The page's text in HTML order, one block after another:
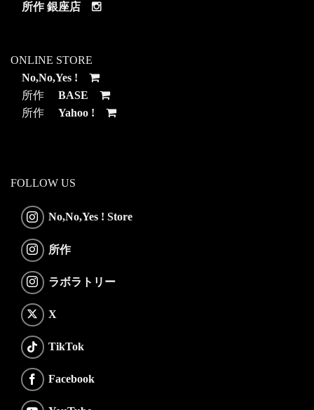
所作 銀座店
ONLINE STORE
No,No,Yes !
所作 BASE
所作 Yahoo !
FOLLOW US
No,No,Yes ! Store
所作
ラボラトリー
X
TikTok
Facebook